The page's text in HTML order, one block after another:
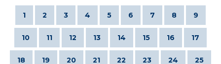
1 2 3 4 5 6 7 8 9
10 11 12 13 14 15 16 17
18 19 20 21 22 23 24 25